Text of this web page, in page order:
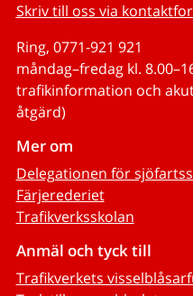
Skriv till oss via
Ring, 0771-921 921
måndag–fredag kl.
trafikinformation och
åtgärd)
Mer om
Delegationen för
Färjerederiet
Trafikverksskolan
Anmäl och tyck till
Trafikverkets